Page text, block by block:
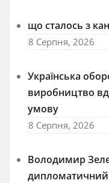
що сталось з
8 Серпня, 2026
Українська
виробництво
умову
8 Серпня, 2026
Володимир
дипломатичний